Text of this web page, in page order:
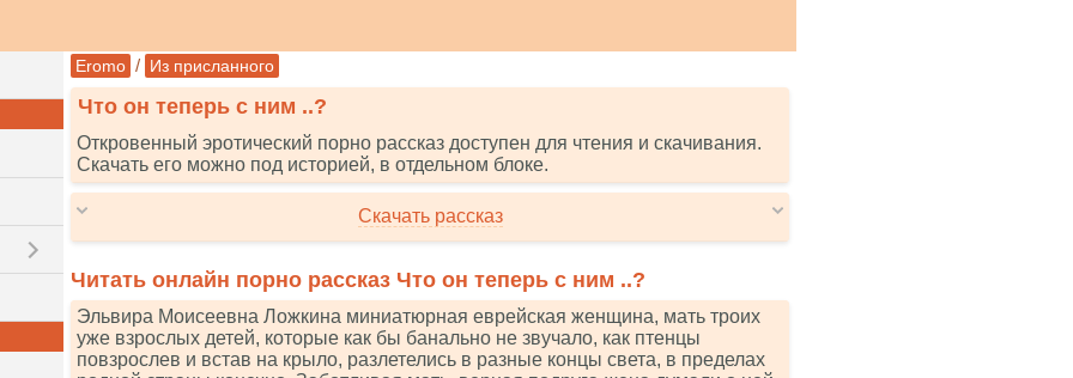
Eromo / Из присланного
Что он теперь с ним ..?
Откровенный эротический порно рассказ доступен для чтения и скачивания.
Скачать его можно под историей, в отдельном блоке.
Скачать рассказ
Читать онлайн порно рассказ Что он теперь с ним ..?
Эльвира Моисеевна Ложкина миниатюрная еврейская женщина, мать троих
уже взрослых детей, которые как бы банально не звучало, как птенцы
повзрослев и встав на крыло, разлетелись в разные концы света, в пределах